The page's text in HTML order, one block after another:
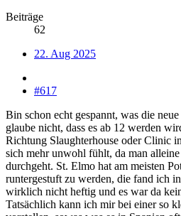
Beiträge
62
22. Aug 2025
#617
Bin schon echt gespannt, was die
glaube nicht, dass es ab 12 werden
Richtung Slaughterhouse oder Clinic
sich mehr unwohl fühlt, da man
durchgeht. St. Elmo hat am meisten
runtergestuft zu werden, die fand ich
wirklich nicht heftig und es war da
Tatsächlich kann ich mir bei einer so